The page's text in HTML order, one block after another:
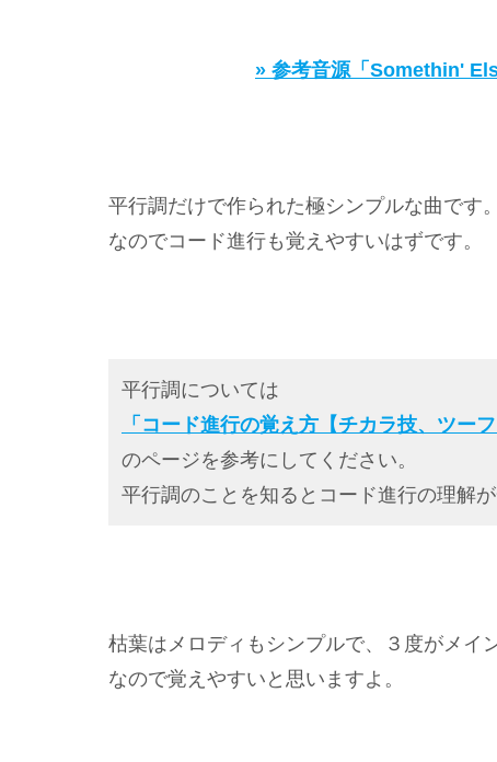
» 参考音源「Somethin'
平行調だけで作られた極シンプルな曲です。
なのでコード進行も覚えやすいはずです。
平行調については
「コード進行の覚え方【チカラ技、ツー
のページを参考にしてください。
平行調のことを知るとコード進行の理解が
枯葉はメロディもシンプルで、３度がメイ
なので覚えやすいと思いますよ。